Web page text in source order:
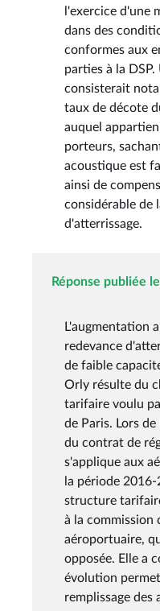
l'exercice d'une
dans des
conformes aux
parties à la
consisterait
taux de décote
auquel
porteurs,
acoustique est
ainsi de
considérable de
d'atterrissage.
Réponse publiée
L'augmentation
redevance
de faible
Orly résulte du
tarifaire voulu
de Paris. Lors
du contrat de
s'applique aux
la période 2016-
structure
à la commission
aéroportuaire,
opposée. Elle a
évolution
remplissage